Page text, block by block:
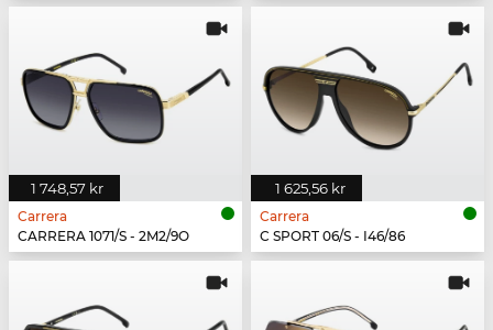
1 748,57 kr
Carrera
CARRERA 1071/S - 2M2/9O
1 625,56 kr
Carrera
C SPORT 06/S - I46/86